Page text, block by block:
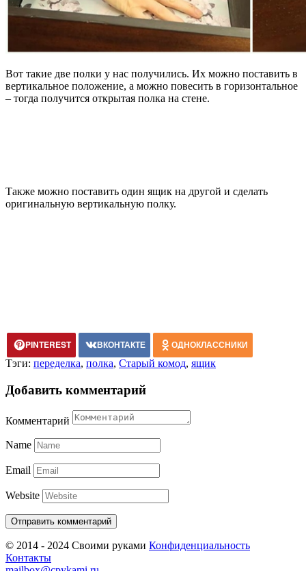
Вот такие две полки у нас получились. Их можно поставить в
вертикальное положение, а можно повесить в горизонтальное
– тогда получится открытая полка на стене.
Также можно поставить один ящик на другой и сделать
оригинальную вертикальную полку.
PINTEREST ВКОНТАКТЕ ОДНОКЛАССНИКИ
Тэги: переделка, полка, Старый комод, ящик
Добавить комментарий
Комментарий
Name
Email
Website
© 2014 - 2024 Своими руками Конфиденциальность
Контакты